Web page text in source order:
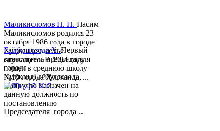
Гайбуллозода Х.Первый
заместитель председателя
города
ХуджандГайбуллозода
Хайрулло назначен на
данную должность по
постановлению
Председателя города ...
Маликисломов Н. Н. Насим
Маликисломов родился 23
октября 1986 года в городе
Худжанде в семье
служащего. В 1994 году
пошел в среднюю школу
№18 города Худжанда, ...